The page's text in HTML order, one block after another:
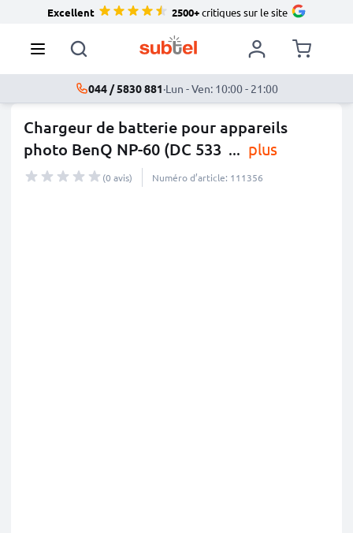
Excellent 2500+critiques sur le site
044 / 5830 881·Lun - Ven: 10:00 - 21:00
Chargeur de batterie pour appareils
photo BenQ NP-60 (DC 533 ... plus
(0 avis) Numéro d’article: 111356